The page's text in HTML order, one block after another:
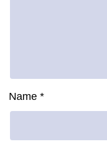
Name *